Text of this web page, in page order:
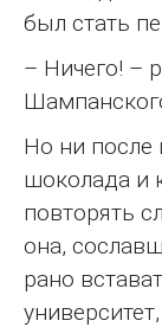
был стать
– Ничего! –
Но ни после
шоколада и
повторять
она,
рано